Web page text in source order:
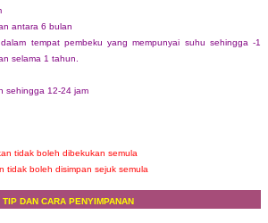
antara 6 bulan
tempat pembeku yang mempunyai suhu sehingga -1
selama 1 tahun.
sehingga 12-24 jam
tidak boleh dibekukan semula
tidak boleh disimpan sejuk semula
TIP DAN CARA PENYIMPANAN